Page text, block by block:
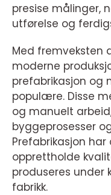
presise målinger,
utførelse og
Med fremveksten
moderne
prefabrikasjon og
populære. Disse
og manuelt
byggeprosesser
Prefabrikasjon
opprettholde
produseres under
fabrikk.